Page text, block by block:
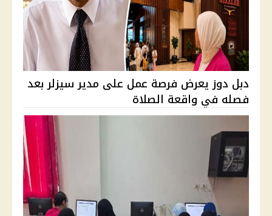
دبل دوز يعرض فرصة عمل على مدير سيزلر بعد
فصله في واقعة الصلاة